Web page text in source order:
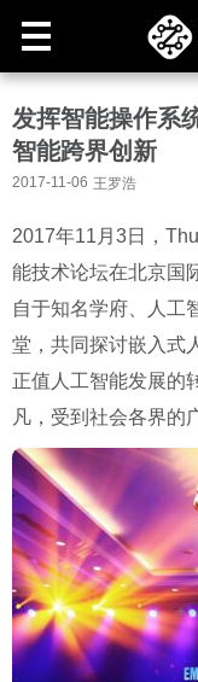
发挥智能操作系
智能跨界创新
2017-11-06 王罗浩
2017年11月3日，
能技术论坛在北京国
自于知名学府、人工
堂，共同探讨嵌入式
正值人工智能发展的
凡，受到社会各界的